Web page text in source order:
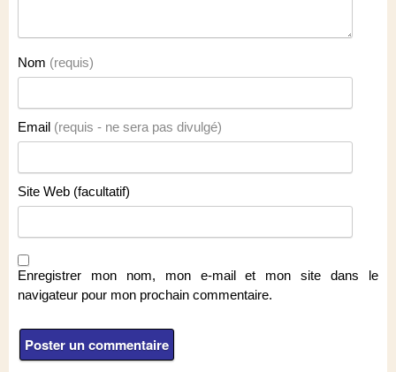
Nom (requis)
Email (requis - ne sera pas divulgé)
Site Web (facultatif)
Enregistrer mon nom, mon e-mail et mon site dans le
navigateur pour mon prochain commentaire.